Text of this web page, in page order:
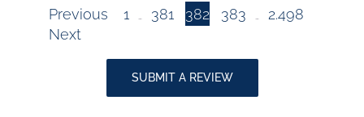
Navigation
Previous Seite
1 Seite
381 Seite
382 Seite
383 Seite
2.498
Next
SUBMIT A REVIEW